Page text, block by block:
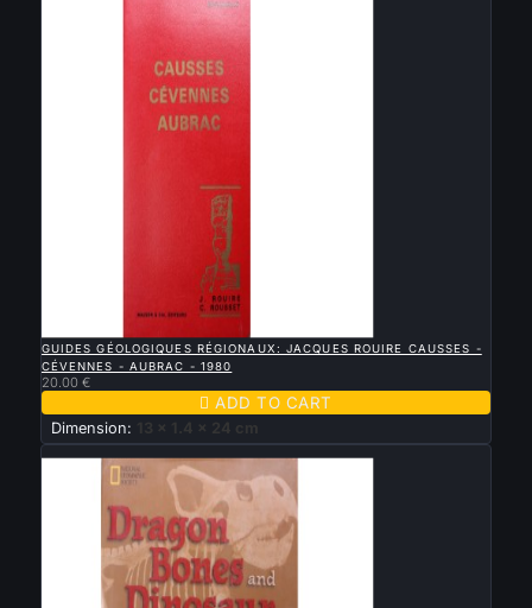
GUIDES GÉOLOGIQUES RÉGIONAUX: JACQUES ROUIRE CAUSSES -
CÉVENNES - AUBRAC - 1980
20.00 €
 ADD TO CART
Dimension: 13 x 1.4 x 24 cm
New